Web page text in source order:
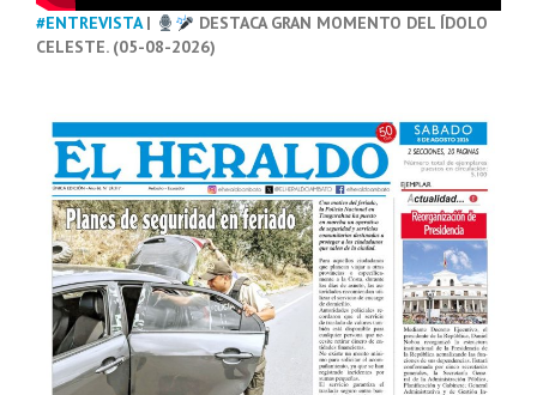
#ENTREVISTA|
DESTACA GRAN MOMENTO DEL ÍDOLO
CELESTE. (05-08-2026)